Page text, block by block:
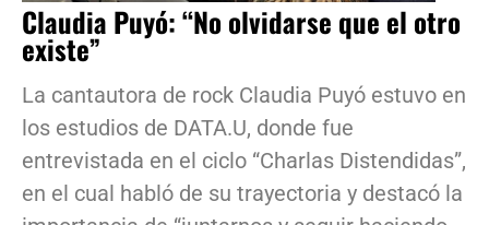
Claudia Puyó: “No olvidarse que el otro
existe”
La cantautora de rock Claudia Puyó estuvo en
los estudios de DATA.U, donde fue
entrevistada en el ciclo “Charlas Distendidas”,
en el cual habló de su trayectoria y destacó la